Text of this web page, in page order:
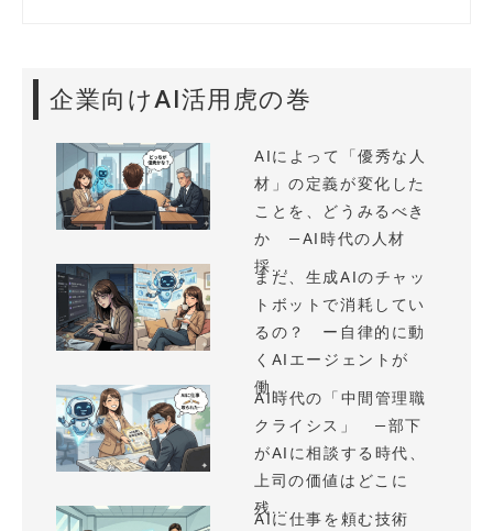
企業向けAI活用虎の巻
AIによって「優秀な人
材」の定義が変化した
ことを、どうみるべき
か —AI時代の人材
採...
まだ、生成AIのチャッ
トボットで消耗してい
るの？ ー自律的に動
くAIエージェントが
働...
AI時代の「中間管理職
クライシス」 —部下
がAIに相談する時代、
上司の価値はどこに
残...
AIに仕事を頼む技術